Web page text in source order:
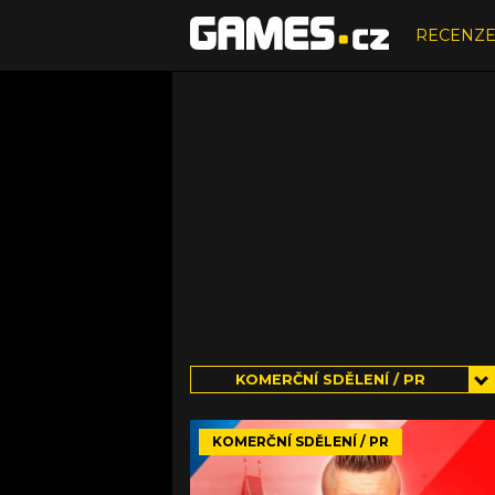
RECENZE
KOMERČNÍ SDĚLENÍ / PR
KOMERČNÍ SDĚLENÍ / PR